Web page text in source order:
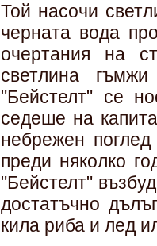
Той насочи
черната вода
очертания на
светлина
"Бейстелт" се
седеше на
небрежен
преди няколко
"Бейстелт"
достатъчно
кила риба и лед